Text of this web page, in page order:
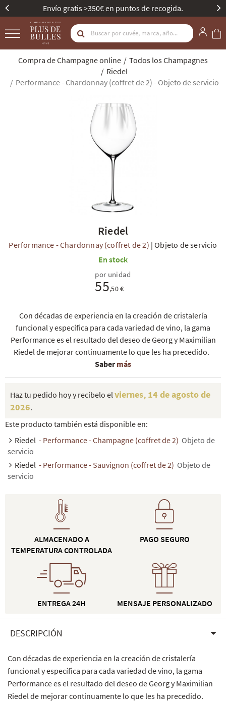
Envío gratis >350€ en puntos de recogida.
Compra de Champagne online
Todos los Champagnes
Riedel
Performance - Chardonnay (coffret de 2) - Objeto de servicio
Riedel
Performance - Chardonnay (coffret de 2) |Objeto de servicio
En stock
Con décadas de experiencia en la creación de cristalería
funcional y específica para cada variedad de vino, la gama
Performance es el resultado del deseo de Georg y Maximilian
Riedel de mejorar continuamente lo que les ha precedido.
Sabermás
por unidad
55,50 €
Haz tu pedido hoy y recíbelo elviernes, 14 de agosto de
2026.
Este producto también está disponible en:
Riedel - Performance - Champagne (coffret de 2) Objeto de
servicio
Riedel - Performance - Sauvignon (coffret de 2) Objeto de
servicio
ALMACENADO A
TEMPERATURA CONTROLADA
ENTREGA 24H
PAGO SEGURO
MENSAJE PERSONALIZADO
DESCRIPCIÓN
Con décadas de experiencia en la creación de cristalería
funcional y específica para cada variedad de vino, la gama
Performance es el resultado del deseo de Georg y Maximilian
Riedel de mejorar continuamente lo que les ha precedido.